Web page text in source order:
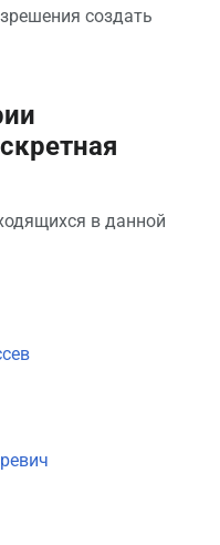
создать
в данной